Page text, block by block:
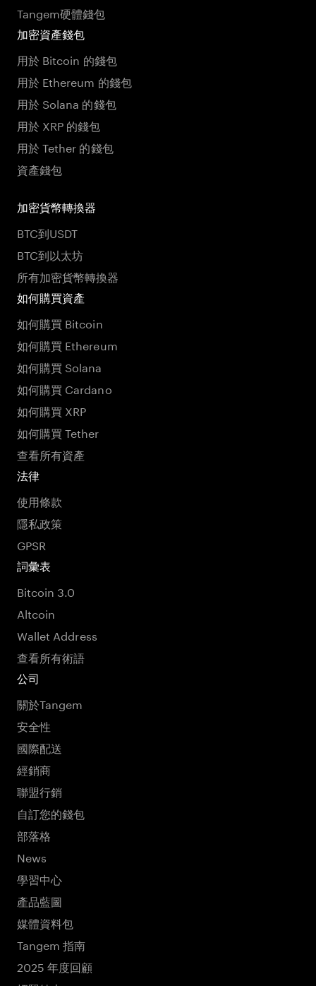
Tangem硬體錢包
加密資產錢包
用於 Bitcoin 的錢包
用於 Ethereum 的錢包
用於 Solana 的錢包
用於 XRP 的錢包
用於 Tether 的錢包
資產錢包
加密貨幣轉換器
BTC到USDT
BTC到以太坊
所有加密貨幣轉換器
如何購買資產
如何購買 Bitcoin
如何購買 Ethereum
如何購買 Solana
如何購買 Cardano
如何購買 XRP
如何購買 Tether
查看所有資產
法律
使用條款
隱私政策
GPSR
詞彙表
Bitcoin 3.0
Altcoin
Wallet Address
查看所有術語
公司
關於Tangem
安全性
國際配送
經銷商
聯盟行銷
自訂您的錢包
部落格
News
學習中心
產品藍圖
媒體資料包
Tangem 指南
2025 年度回顧